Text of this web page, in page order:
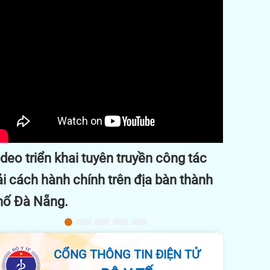
Dấu ấn công tác y tế 2024
CỔNG THÔNG TIN ĐIỆN TỬ